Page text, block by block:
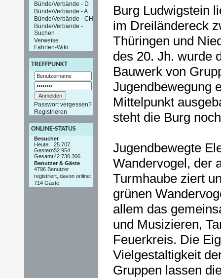
Bünde/Verbände - D
Bünde/Verbände - A
Bünde/Verbände - CH
Bünde/Verbände -
Suchen
Verweise
Fahrten-Wiki
TREFFPUNKT
Passwort vergessen?
Registrieren
ONLINE-STATUS
Besucher
Heute:
25.707
Gestern:32.954
Gesamt:42.730.306
Benutzer & Gäste
4796 Benutzer
registriert, davon online:
714 Gäste
Burg Ludwigstein
im Dreiländereck
Thüringen und
des 20. Jh. wurde
Bauwerk von
Jugendbewegung
Mittelpunkt
steht die Burg
Jugendbewegte
Wandervogel, der
Turmhaube ziert
grünen
allem das
und Musizieren,
Feuerkreis. Die
Vielgestaltigkeit
Gruppen lassen